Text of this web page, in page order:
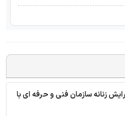
زنانه سازمان فنی و حرفه ای با